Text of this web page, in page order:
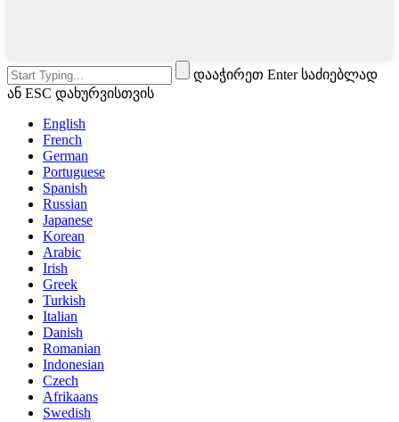
დააჭირეთ Enter საძიებლად
ან ESC დახურვისთვის
English
French
German
Portuguese
Spanish
Russian
Japanese
Korean
Arabic
Irish
Greek
Turkish
Italian
Danish
Romanian
Indonesian
Czech
Afrikaans
Swedish